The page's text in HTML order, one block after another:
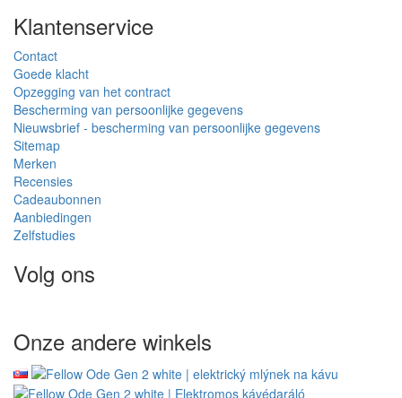
Klantenservice
Contact
Goede klacht
Opzegging van het contract
Bescherming van persoonlijke gegevens
Nieuwsbrief - bescherming van persoonlijke gegevens
Sitemap
Merken
Recensies
Cadeaubonnen
Aanbiedingen
Zelfstudies
Volg ons
Onze andere winkels